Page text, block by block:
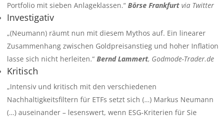
Portfolio mit sieben Anlageklassen.“ Börse Frankfurt via Twitter
Investigativ
„(Neumann) räumt nun mit diesem Mythos auf. Ein linearer
Zusammenhang zwischen Goldpreisanstieg und hoher Inflation
lasse sich nicht herleiten.“ Bernd Lammert, Godmode-Trader.de
Kritisch
„Intensiv und kritisch mit den verschiedenen
Nachhaltigkeitsfiltern für ETFs setzt sich (…) Markus Neumann
(…) auseinander – lesenswert, wenn ESG-Kriterien für Sie